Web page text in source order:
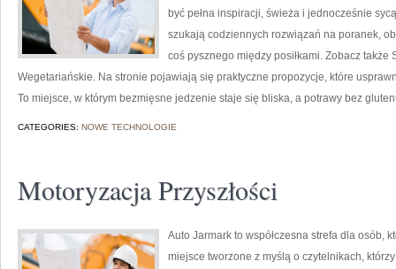
być pełna inspiracji, świeża i jednocześnie
szukają codziennych rozwiązań na poranek,
coś pysznego między posiłkami. Zobacz
Wegetariańskie. Na stronie pojawiają się praktyczne propozycje, które
To miejsce, w którym bezmięsne jedzenie staje się bliska, a potrawy bez
CATEGORIES: NOWE TECHNOLOGIE
Motoryzacja Przyszłości
Auto Jarmark to współczesna strefa dla osób,
miejsce tworzone z myślą o czytelnikach,